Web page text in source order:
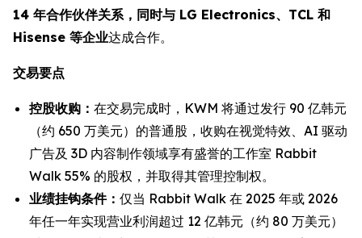
14 年合作伙伴关系，同时与 LG Electronics、TCL 和
Hisense 等企业达成合作。
交易要点
控股收购： 在交易完成时，KWM 将通过发行 90 亿韩元
（约 650 万美元）的普通股，收购在视觉特效、AI 驱动
广告及 3D 内容制作领域享有盛誉的工作室 Rabbit
Walk 55% 的股权，并取得其管理控制权。
业绩挂钩条件： 仅当 Rabbit Walk 在 2025 年或 2026
年任一年实现营业利润超过 12 亿韩元（约 80 万美元）